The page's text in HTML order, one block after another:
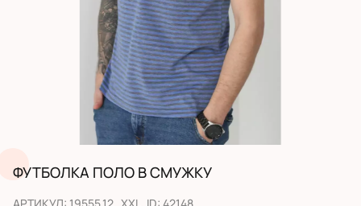
ФУТБОЛКА ПОЛО В СМУЖКУ